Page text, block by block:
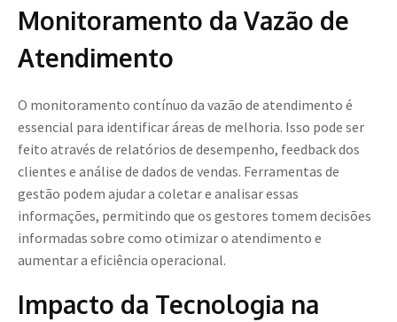
Monitoramento da Vazão de
Atendimento
O monitoramento contínuo da vazão de atendimento é
essencial para identificar áreas de melhoria. Isso pode ser
feito através de relatórios de desempenho, feedback dos
clientes e análise de dados de vendas. Ferramentas de
gestão podem ajudar a coletar e analisar essas
informações, permitindo que os gestores tomem decisões
informadas sobre como otimizar o atendimento e
aumentar a eficiência operacional.
Impacto da Tecnologia na